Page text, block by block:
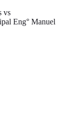
vs
Eng° Manuel